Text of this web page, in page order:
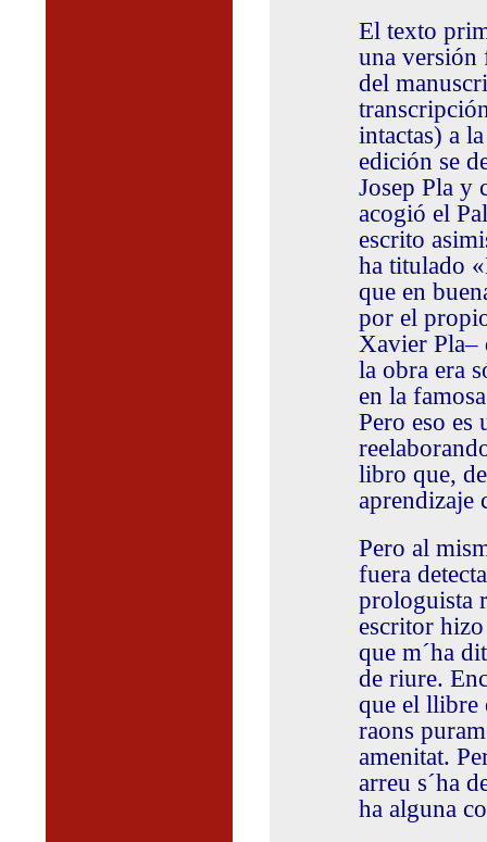
El texto
una versión
del
intactas) a
edición se
Josep Pla y
acogió el
escrito
ha titulado
que en
por el
Xavier Pla–
la obra era
en la
Pero eso es
libro que,
aprendizaje
Pero al
fuera
prologuista
escritor
que m´ha
de riure.
que el llibre
raons
amenitat.
arreu s´ha
ha alguna